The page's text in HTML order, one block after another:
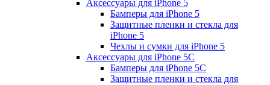
Аксессуары для iPhone 5
Бамперы для iPhone 5
Защитные пленки и стекла для
iPhone 5
Чехлы и сумки для iPhone 5
Аксессуары для iPhone 5C
Бамперы для iPhone 5C
Защитные пленки и стекла для